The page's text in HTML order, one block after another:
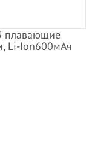
плавающие
Li-Ion600мАч